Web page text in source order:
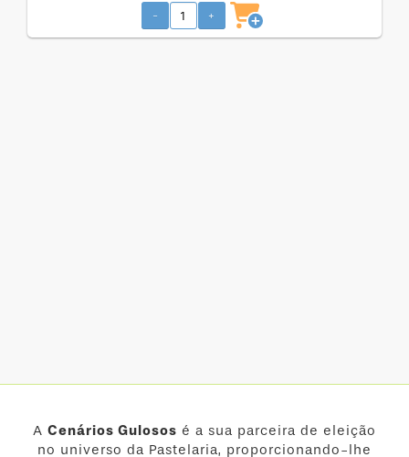
- +
A Cenários Gulosos é a sua parceira de eleição
no universo da Pastelaria, proporcionando-lhe